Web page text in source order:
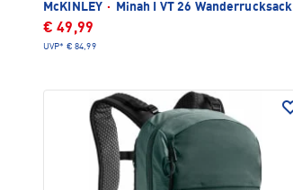
McKINLEY · Minah I VT 26 Wanderrucksack
€ 49,99
UVP* € 84,99